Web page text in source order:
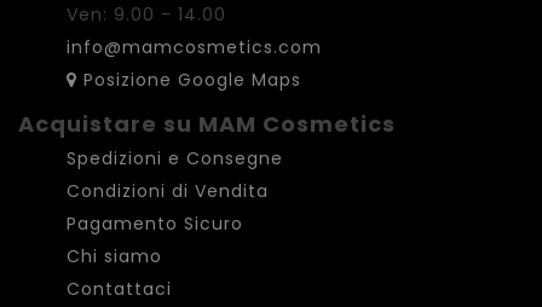
Ven: 9.00 - 14.00
info@mamcosmetics.com
Posizione Google Maps
Acquistare su MAM Cosmetics
Spedizioni e Consegne
Condizioni di Vendita
Pagamento Sicuro
Chi siamo
Contattaci